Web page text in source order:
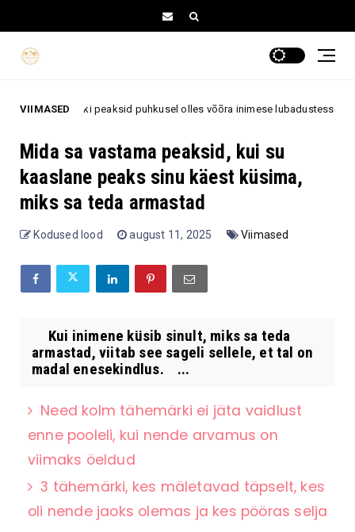
VIIMASED
peaksid puhkusel olles võõra inimese lubadustesse ettevaatlikult
Mida sa vastama peaksid, kui su
kaaslane peaks sinu käest küsima,
miks sa teda armastad
Kodused lood august 11, 2025 Viimased
Kui inimene küsib sinult, miks sa teda
armastad, viitab see sageli sellele, et tal on
madal enesekindlus. ...
Need kolm tähemärki ei jäta vaidlust
enne pooleli, kui nende arvamus on
viimaks öeldud
3 tähemärki, kes mäletavad täpselt, kes
oli nende jaoks olemas ja kes pööras selja